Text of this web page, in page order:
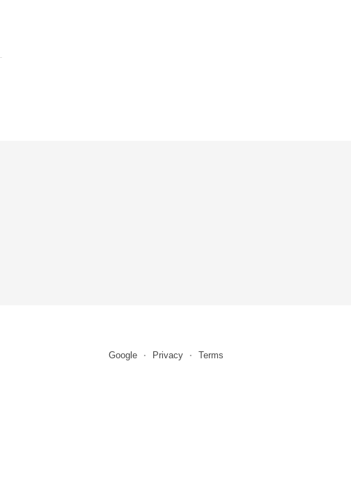
Google Privacy Terms